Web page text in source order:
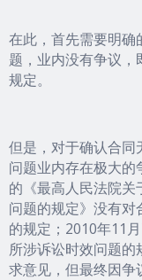
在此，首先需要明确
题，业内没有争议
规定。
但是，对于确认合同
问题业内存在极大
的《最高人民法院
问题的规定》没有
的规定；2010年11
所涉诉讼时效问题
求意见，但最终因争